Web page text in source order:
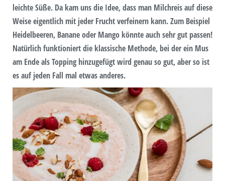
leichte Süße. Da kam uns die Idee, dass man Milchreis auf diese
Weise eigentlich mit jeder Frucht verfeinern kann. Zum Beispiel
Heidelbeeren, Banane oder Mango könnte auch sehr gut passen!
Natürlich funktioniert die klassische Methode, bei der ein Mus
am Ende als Topping hinzugefügt wird genau so gut, aber so ist
es auf jeden Fall mal etwas anderes.